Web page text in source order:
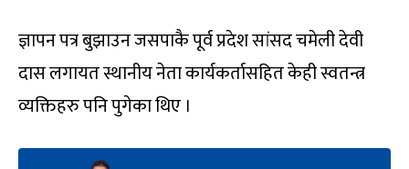
ज्ञापन पत्र बुझाउन जसपाकै पूर्व प्रदेश सांसद चमेली देवी
दास लगायत स्थानीय नेता कार्यकर्तासहित केही स्वतन्त्र
व्यक्तिहरु पनि पुगेका थिए ।